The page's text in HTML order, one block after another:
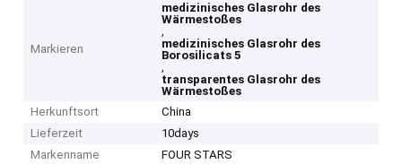
Markieren
medizinisches Glasrohr des
Wärmestoßes
,
medizinisches Glasrohr des
Borosilicats 5
,
transparentes Glasrohr des
Wärmestoßes
Herkunftsort
China
Lieferzeit
10days
Markenname
FOUR STARS